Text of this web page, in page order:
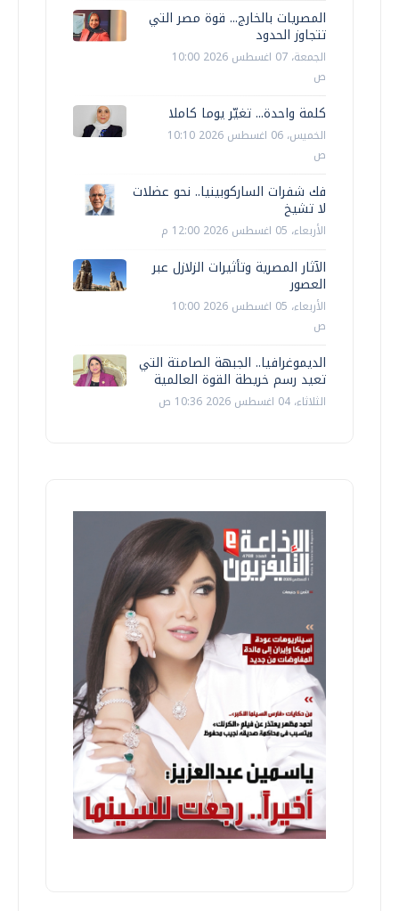
المصريات بالخارج... قوة مصر التي
تتجاوز الحدود
الجمعة، 07 اغسطس 2026 10:00
ص
كلمة واحدة... تغيّر يوما كاملا
الخميس، 06 اغسطس 2026 10:10
ص
فك شفرات الساركوبينيا.. نحو عضلات
لا تشيخ
الأربعاء، 05 اغسطس 2026 12:00 م
الآثار المصرية وتأثيرات الزلازل عبر
العصور
الأربعاء، 05 اغسطس 2026 10:00
ص
الديموغرافيا.. الجبهة الصامتة التي
تعيد رسم خريطة القوة العالمية
الثلاثاء، 04 اغسطس 2026 10:36 ص